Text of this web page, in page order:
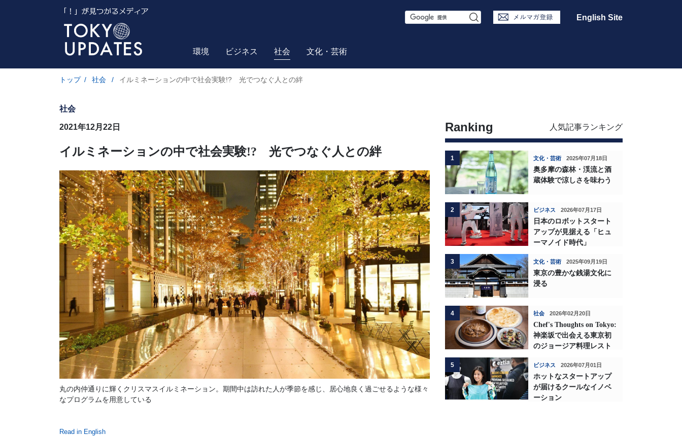
S
r
English Site
環境 ビジネス 社会 文化・芸術
トップ / 社会 / イルミネーションの中で社会実験!? 光でつなぐ人との絆
社会
2021年12月22日
イルミネーションの中で社会実験!? 光でつなぐ人との絆
丸の内仲通りに輝くクリスマスイルミネーション。期間中は訪れた人が季節を感じ、居心地良く過ごせるような様々
なプログラムを用意している
Read in English
Ranking 人気記事ランキング
1 文化・芸術 2025年07月18日
奥多摩の森林・渓流と酒
蔵体験で涼しさを味わう
2 ビジネス 2026年07月17日
日本のロボットスタート
アップが見据える「ヒュ
ーマノイド時代」
3 文化・芸術 2025年09月19日
東京の豊かな銭湯文化に
浸る
4 社会 2026年02月20日
Chef's Thoughts on Tokyo:
神楽坂で出会える東京初
のジョージア料理レスト
5 ビジネス 2026年07月01日
ホットなスタートアップ
が届けるクールなイノベ
ーション